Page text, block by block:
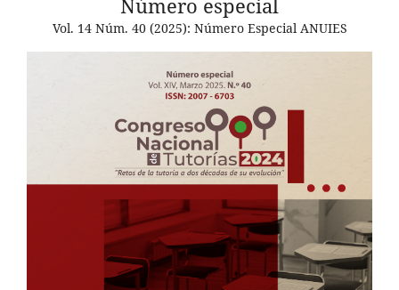
Número especial
Vol. 14 Núm. 40 (2025): Número Especial ANUIES